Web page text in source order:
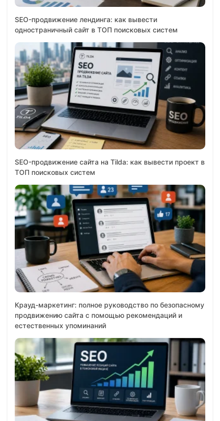
SEO-продвижение лендинга: как вывести
одностраничный сайт в ТОП поисковых систем
SEO-продвижение сайта на Tilda: как вывести проект в
ТОП поисковых систем
Крауд-маркетинг: полное руководство по безопасному
продвижению сайта с помощью рекомендаций и
естественных упоминаний